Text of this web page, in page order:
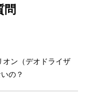
問
オン（デオドライザ
の？